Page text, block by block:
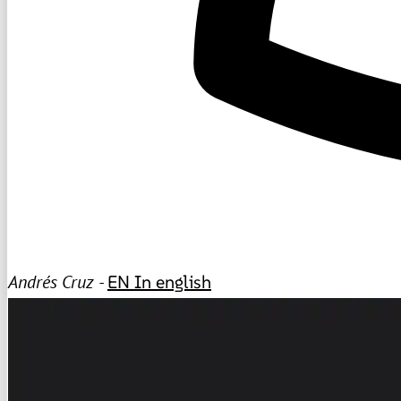
Andrés Cruz -EN In english